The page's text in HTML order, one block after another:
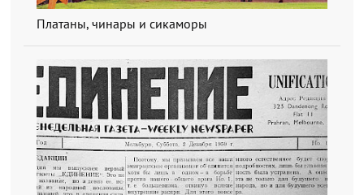
Платаны, чинары и сикаморы